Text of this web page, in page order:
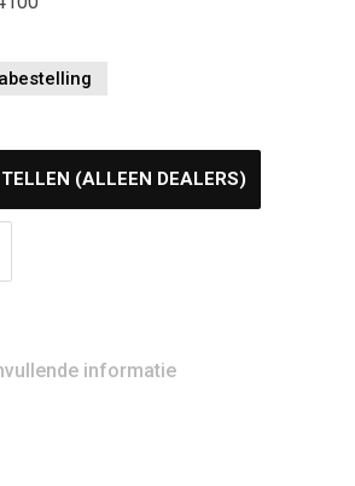
(ALLEEN DEALERS)
informatie